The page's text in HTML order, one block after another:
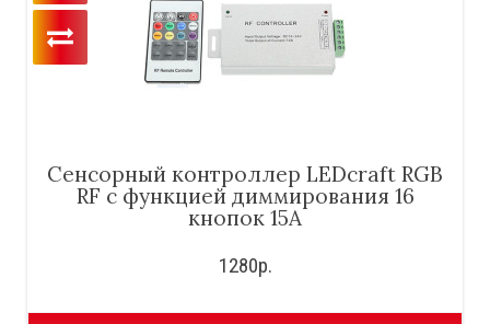
Сенсорный контроллер LEDcraft RGB
RF с функцией диммирования 16
кнопок 15А
1280р.